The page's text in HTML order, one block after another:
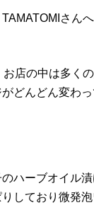
さんへ
店の中は多く
どんどん変わっ
ハーブオイル
しており微発